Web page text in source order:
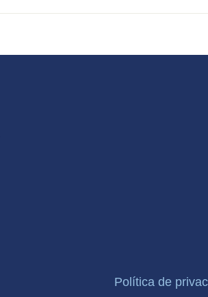
Política de